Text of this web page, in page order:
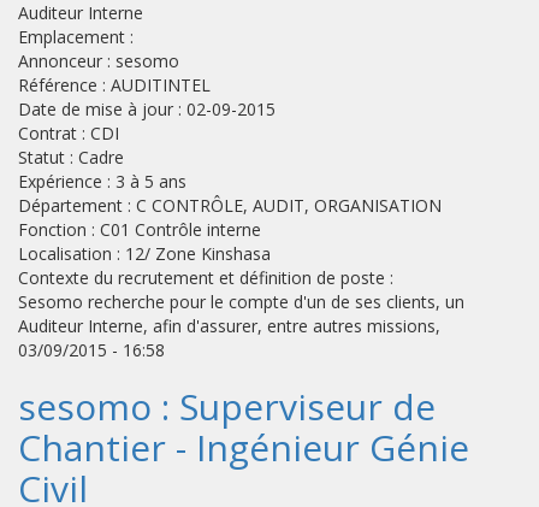
Auditeur Interne
Emplacement :
Annonceur : sesomo
Référence : AUDITINTEL
Date de mise à jour : 02-09-2015
Contrat : CDI
Statut : Cadre
Expérience : 3 à 5 ans
Département : C CONTRÔLE, AUDIT, ORGANISATION
Fonction : C01 Contrôle interne
Localisation : 12/ Zone Kinshasa
Contexte du recrutement et définition de poste :
Sesomo recherche pour le compte d'un de ses clients, un
Auditeur Interne, afin d'assurer, entre autres missions,
03/09/2015 - 16:58
sesomo : Superviseur de
Chantier - Ingénieur Génie
Civil